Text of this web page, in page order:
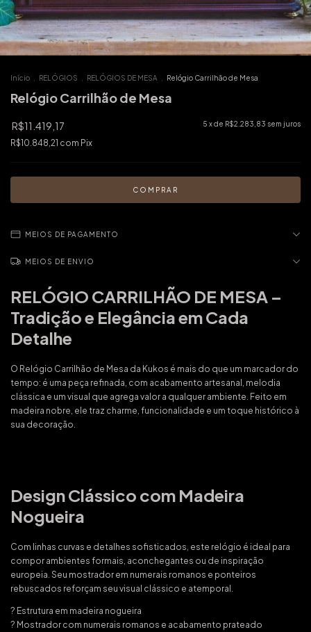
Início RELÓGIOS RELÓGIOS DE MESA Relógio Carrilhão de Mesa
Relógio Carrilhão de Mesa
R$11.419,17 5 x de R$2.283,83 sem juros
R$10.848,21 com Pix
MEIOS DE PAGAMENTO
MEIOS DE ENVIO
RELÓGIO CARRILHÃO DE MESA –
Tradição e Elegância em Cada
Detalhe
O Relógio Carrilhão de Mesa da Kukos é mais do que um marcador do
tempo: é uma peça refinada, com acabamento artesanal, melodia
clássica e um visual que agrega valor a qualquer ambiente. Feito em
madeira nobre, ele traz charme, funcionalidade e um toque histórico à
sua decoração.
Design Clássico com Madeira
Nogueira
Com linhas curvas e detalhes sofisticados, este relógio é ideal para
compor ambientes formais, aconchegantes ou de inspiração
europeia. Seu mostrador em numerais romanos e ponteiros
rebuscados reforçam seu visual clássico e atemporal.
? Estrutura em madeira nogueira
? Mostrador com numerais romanos e acabamento prateado